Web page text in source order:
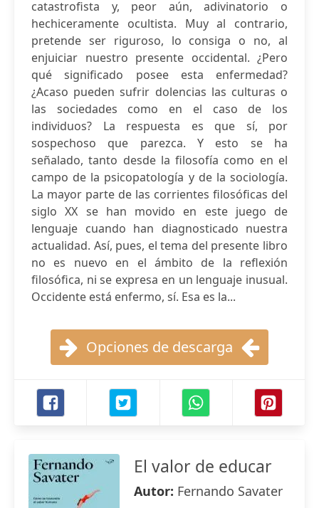
catastrofista y, peor aún, adivinatorio o
hechiceramente ocultista. Muy al contrario,
pretende ser riguroso, lo consiga o no, al
enjuiciar nuestro presente occidental. ¿Pero
qué significado posee esta enfermedad?
¿Acaso pueden sufrir dolencias las culturas o
las sociedades como en el caso de los
individuos? La respuesta es que sí, por
sospechoso que parezca. Y esto se ha
señalado, tanto desde la filosofía como en el
campo de la psicopatología y de la sociología.
La mayor parte de las corrientes filosóficas del
siglo XX se han movido en este juego de
lenguaje cuando han diagnosticado nuestra
actualidad. Así, pues, el tema del presente libro
no es nuevo en el ámbito de la reflexión
filosófica, ni se expresa en un lenguaje inusual.
Occidente está enfermo, sí. Esa es la...
Opciones de descarga
El valor de educar
Autor: Fernando Savater